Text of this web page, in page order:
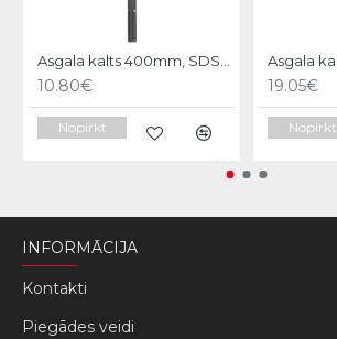
Asgala kalts 400mm, SDS-MAX KWB
10.80€
Nopirkt
19.05€
Nopirkt
INFORMĀCIJA
Kontakti
Piegādes veidi